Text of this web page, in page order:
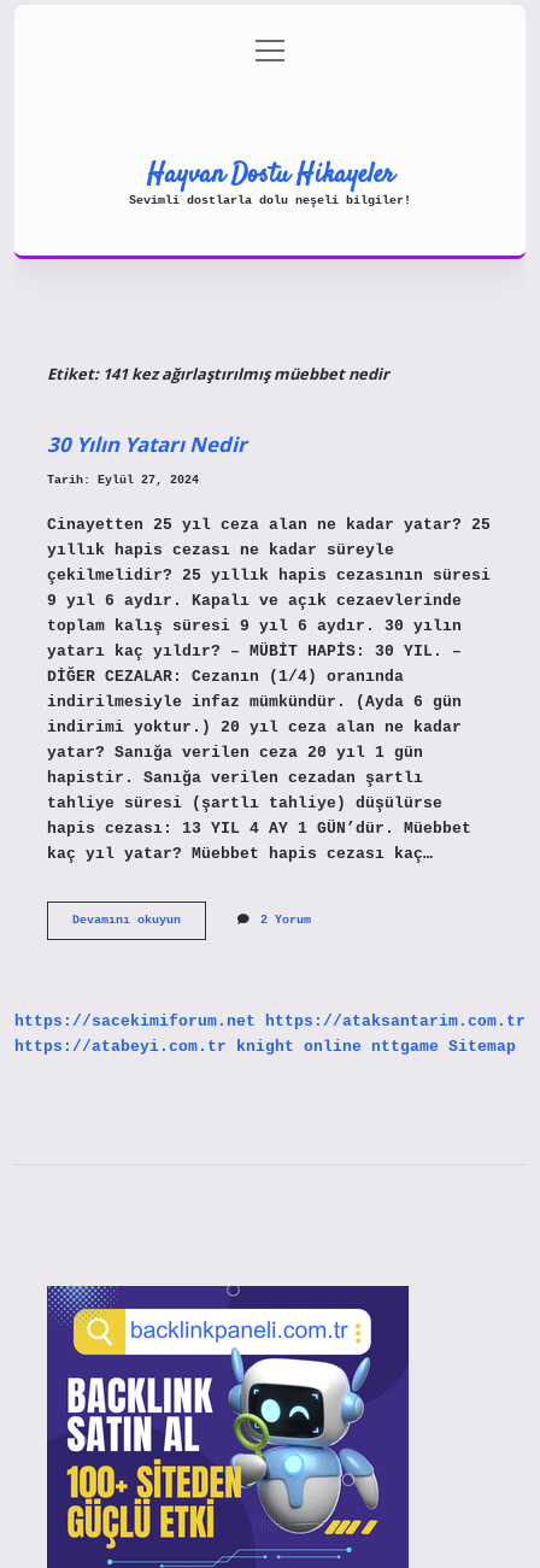
Gizlilik Politikası
menüyü
aç
Hayvan Dostu Hikayeler
Sevimli dostlarla dolu neşeli bilgiler!
Etiket: 141 kez ağırlaştırılmış müebbet nedir
30 Yılın Yatarı Nedir
Tarih: Eylül 27, 2024
Cinayetten 25 yıl ceza alan ne kadar yatar? 25
yıllık hapis cezası ne kadar süreyle
çekilmelidir? 25 yıllık hapis cezasının süresi
9 yıl 6 aydır. Kapalı ve açık cezaevlerinde
toplam kalış süresi 9 yıl 6 aydır. 30 yılın
yatarı kaç yıldır? – MÜBİT HAPİS: 30 YIL. –
DİĞER CEZALAR: Cezanın (1/4) oranında
indirilmesiyle infaz mümkündür. (Ayda 6 gün
indirimi yoktur.) 20 yıl ceza alan ne kadar
yatar? Sanığa verilen ceza 20 yıl 1 gün
hapistir. Sanığa verilen cezadan şartlı
tahliye süresi (şartlı tahliye) düşülürse
hapis cezası: 13 YIL 4 AY 1 GÜN’dür. Müebbet
kaç yıl yatar? Müebbet hapis cezası kaç…
Devamını okuyun30
2 Yorum
https://sacekimiforum.net
https://ataksantarim.com.tr
https://atabeyi.com.tr
knight online nttgame Sitemap